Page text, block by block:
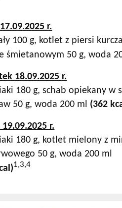
r.
100 g, kotlet z piersi
śmietanowym 50 g, woda
18.09.2025 r.
180 g, schab opiekany w
50 g, woda 200 ml (362
r.
180 g, kotlet mielony z
50 g, woda 200 ml
1,3,4